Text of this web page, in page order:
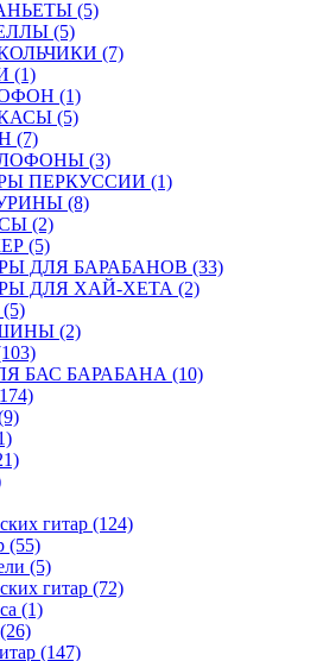
(5)
(5)
(7)
(1)
(1)
(5)
(7)
(3)
ПЕРКУССИИ (1)
(8)
(2)
(5)
ДЛЯ БАРАБАНОВ (33)
ДЛЯ ХАЙ-ХЕТА (2)
(2)
БАС БАРАБАНА (10)
гитар (124)
(55)
(5)
гитар (72)
(1)
(147)